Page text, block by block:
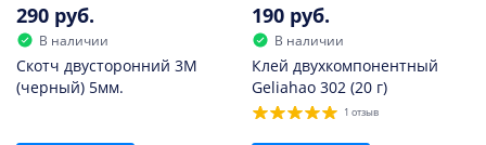
290 руб.
В наличии
Скотч двусторонний 3M
(черный) 5мм.
190 руб.
В наличии
Клей двухкомпонентный
Geliahao 302 (20 г)
1 отзыв